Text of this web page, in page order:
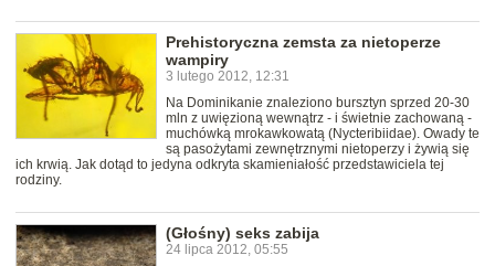
Prehistoryczna zemsta za nietoperze
wampiry
3 lutego 2012, 12:31
Na Dominikanie znaleziono bursztyn sprzed 20-30
mln z uwięzioną wewnątrz - i świetnie zachowaną -
muchówką mrokawkowatą (Nycteribiidae). Owady te
są pasożytami zewnętrznymi nietoperzy i żywią się
ich krwią. Jak dotąd to jedyna odkryta skamieniałość przedstawiciela tej
rodziny.
(Głośny) seks zabija
24 lipca 2012, 05:55